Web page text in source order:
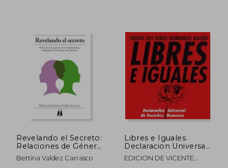
Revelando el Secreto:
Relaciones de Género
Entre Empleadoras y
Trabajadoras del
Bettina Valdez Carrasco
Libres e Iguales.
Declaracion Universal
de Derech
EDICION DE VICENTE